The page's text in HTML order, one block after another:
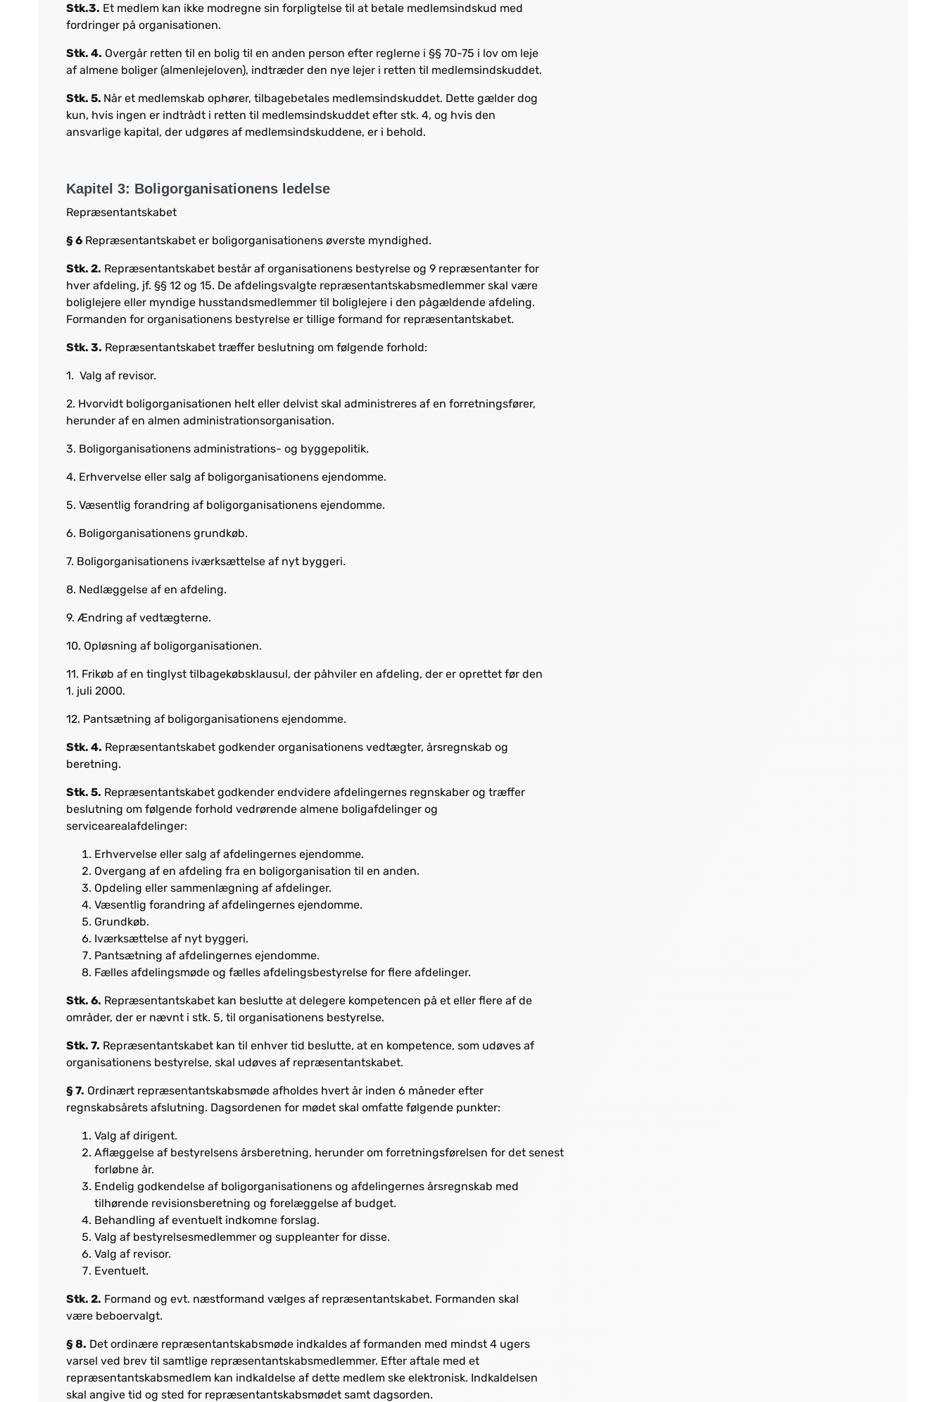
Stk.3. Et medlem kan ikke modregne sin forpligtelse til at betale medlemsindskud med
fordringer på organisationen.
Stk. 4. Overgår retten til en bolig til en anden person efter reglerne i §§ 70-75 i lov om leje
af almene boliger (almenlejeloven), indtræder den nye lejer i retten til medlemsindskuddet.
Stk. 5. Når et medlemskab ophører, tilbagebetales medlemsindskuddet. Dette gælder dog
kun, hvis ingen er indtrådt i retten til medlemsindskuddet efter stk. 4, og hvis den
ansvarlige kapital, der udgøres af medlemsindskuddene, er i behold.
Kapitel 3: Boligorganisationens ledelse
Repræsentantskabet
§ 6Repræsentantskabet er boligorganisationens øverste myndighed.
Stk. 2. Repræsentantskabet består af organisationens bestyrelse og 9 repræsentanter for
hver afdeling, jf. §§ 12 og 15. De afdelingsvalgte repræsentantskabsmedlemmer skal være
boliglejere eller myndige husstandsmedlemmer til boliglejere i den pågældende afdeling.
Formanden for organisationens bestyrelse er tillige formand for repræsentantskabet.
Stk. 3. Repræsentantskabet træffer beslutning om følgende forhold:
1. Valg af revisor.
2. Hvorvidt boligorganisationen helt eller delvist skal administreres af en forretningsfører,
herunder af en almen administrationsorganisation.
3. Boligorganisationens administrations- og byggepolitik.
4. Erhvervelse eller salg af boligorganisationens ejendomme.
5. Væsentlig forandring af boligorganisationens ejendomme.
6. Boligorganisationens grundkøb.
7. Boligorganisationens iværksættelse af nyt byggeri.
8. Nedlæggelse af en afdeling.
9. Ændring af vedtægterne.
10. Opløsning af boligorganisationen.
11. Frikøb af en tinglyst tilbagekøbsklausul, der påhviler en afdeling, der er oprettet før den
1. juli 2000.
12. Pantsætning af boligorganisationens ejendomme.
Stk. 4. Repræsentantskabet godkender organisationens vedtægter, årsregnskab og
beretning.
Stk. 5. Repræsentantskabet godkender endvidere afdelingernes regnskaber og træffer
beslutning om følgende forhold vedrørende almene boligafdelinger og
servicearealafdelinger:
Erhvervelse eller salg af afdelingernes ejendomme.
Overgang af en afdeling fra en boligorganisation til en anden.
Opdeling eller sammenlægning af afdelinger.
Væsentlig forandring af afdelingernes ejendomme.
Grundkøb.
Iværksættelse af nyt byggeri.
Pantsætning af afdelingernes ejendomme.
Fælles afdelingsmøde og fælles afdelingsbestyrelse for flere afdelinger.
Stk. 6. Repræsentantskabet kan beslutte at delegere kompetencen på et eller flere af de
områder, der er nævnt i stk. 5, til organisationens bestyrelse.
Stk. 7. Repræsentantskabet kan til enhver tid beslutte, at en kompetence, som udøves af
organisationens bestyrelse, skal udøves af repræsentantskabet.
§ 7. Ordinært repræsentantskabsmøde afholdes hvert år inden 6 måneder efter
regnskabsårets afslutning. Dagsordenen for mødet skal omfatte følgende punkter:
Valg af dirigent.
Aflæggelse af bestyrelsens årsberetning, herunder om forretningsførelsen for det senest
forløbne år.
Endelig godkendelse af boligorganisationens og afdelingernes årsregnskab med
tilhørende revisionsberetning og forelæggelse af budget.
Behandling af eventuelt indkomne forslag.
Valg af bestyrelsesmedlemmer og suppleanter for disse.
Valg af revisor.
Eventuelt.
Stk. 2. Formand og evt. næstformand vælges af repræsentantskabet. Formanden skal
være beboervalgt.
§ 8. Det ordinære repræsentantskabsmøde indkaldes af formanden med mindst 4 ugers
varsel ved brev til samtlige repræsentantskabsmedlemmer. Efter aftale med et
repræsentantskabsmedlem kan indkaldelse af dette medlem ske elektronisk. Indkaldelsen
skal angive tid og sted for repræsentantskabsmødet samt dagsorden.